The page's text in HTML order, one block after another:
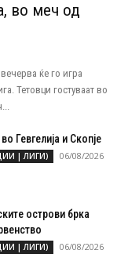
во меч од
ќе го игра
Тетовци гостуваат во
Гевгелија и Скопје
| ЛИГИ) 06/08/2026
острови брка
| ЛИГИ) 06/08/2026